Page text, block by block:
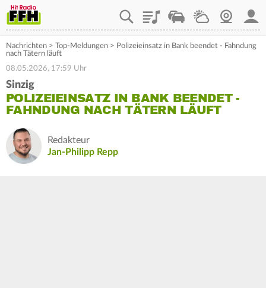
PlaylistStaupilotWetterWebcam
Nachrichten > Top-Meldungen > Polizeieinsatz in Bank beendet - Fahndung
nach Tätern läuft
08.05.2026, 17:59 Uhr
Sinzig
POLIZEIEINSATZ IN BANK BEENDET -
FAHNDUNG NACH TÄTERN LÄUFT
Redakteur
Jan-Philipp Repp